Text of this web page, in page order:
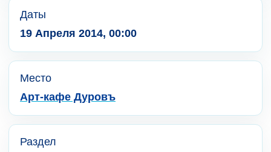
Даты
19 Апреля 2014, 00:00
Место
Арт-кафе Дуровъ
Раздел